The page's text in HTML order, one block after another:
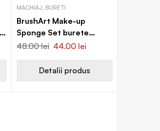
MACHIAJ, BURETI
BrushArt Make-up
Sponge Set burete
pentru machiaj
48.00lei 44.00 lei
Detalii produs